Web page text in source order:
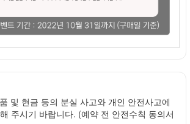
및 현금 등의 분실 사고와 개인 안전사고에
주시기 바랍니다. (예약 전 안전수칙 동의서